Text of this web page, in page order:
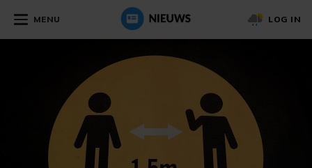
MENU LOG IN